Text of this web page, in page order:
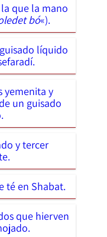
que la mano
bó«).
líquido
yemenita y
un guisado
y tercer
té en Shabat.
que hierven